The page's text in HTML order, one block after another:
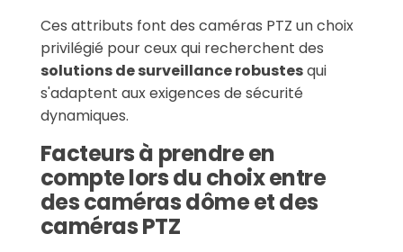
Ces attributs font des caméras PTZ un choix
privilégié pour ceux qui recherchent des
solutions de surveillance robustesqui
s'adaptent aux exigences de sécurité
dynamiques.
Facteurs à prendre en
compte lors du choix entre
des caméras dôme et des
caméras PTZ